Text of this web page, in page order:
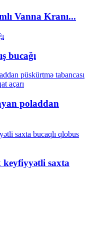
Vanna Kranı...
bucağı
poladdan
keyfiyyətli saxta